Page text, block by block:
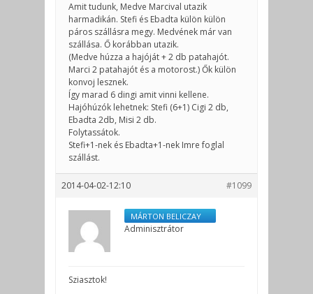
Amit tudunk, Medve Marcival utazik
harmadikán. Stefi és Ebadta külön külön
páros szállásra megy. Medvének már van
szállása. Ő korábban utazik.
(Medve húzza a hajóját + 2 db patahajót.
Marci 2 patahajót és a motorost.) Ők külön
konvoj lesznek.
Így marad 6 dingi amit vinni kellene.
Hajóhúzók lehetnek: Stefi (6+1) Cigi 2 db,
Ebadta 2db, Misi 2 db.
Folytassátok.
Stefi+1-nek és Ebadta+1-nek Imre foglal
szállást.
2014-04-02-12:10 #1099
MÁRTON BELICZAY
Adminisztrátor
Sziasztok!